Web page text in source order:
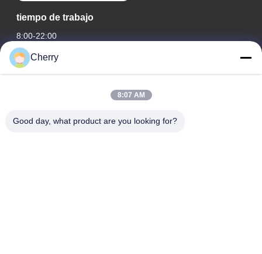
tiempo de trabajo
8:00-22:00
Nuestra Dirección
Parque industrial de Hegui, Lishui, Nanhai Foshan
Cherry
8:07 AM
Good day, what product are you looking for?